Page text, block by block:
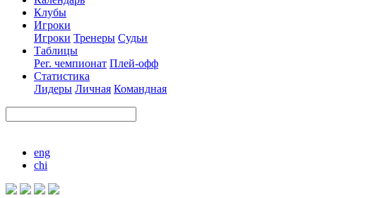
Клубы
Игроки
Игроки Тренеры Судьи
Таблицы
Рег. чемпионат Плей-офф
Статистика
Лидеры Личная Командная
eng
chi